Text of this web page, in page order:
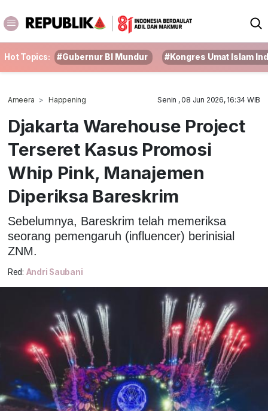
Hot Topics: #Gubernur BI Mundur #Kongres Umat Islam
Ameera Happening Senin , 08 Jun 2026, 16:34 WIB
Djakarta Warehouse Project
Terseret Kasus Promosi
Whip Pink, Manajemen
Diperiksa Bareskrim
Sebelumnya, Bareskrim telah memeriksa
seorang pemengaruh (influencer) berinisial
ZNM.
Red: Andri Saubani